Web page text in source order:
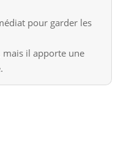
pour garder les
mais il apporte une